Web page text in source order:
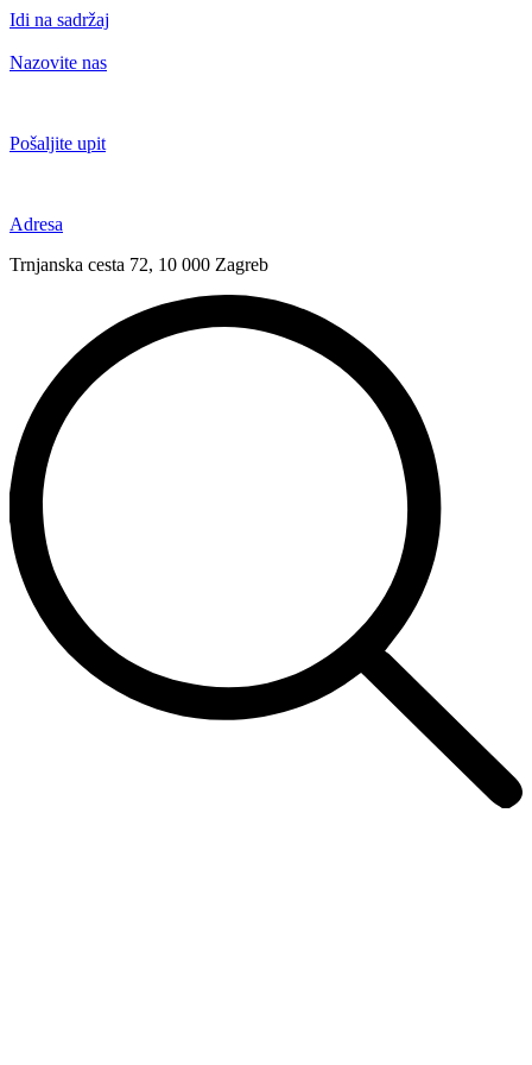
Idi na sadržaj
Nazovite nas
Pošaljite upit
Adresa
Trnjanska cesta 72, 10 000 Zagreb